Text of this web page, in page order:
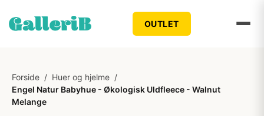
OUTLET
Forside / Huer og hjelme /
Engel Natur Babyhue - Økologisk Uldfleece - Walnut
Melange